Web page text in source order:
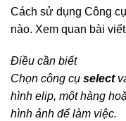
Cách sử dụng Công
nào. Xem quan bài
Điều cần biết
Chọn công cụ select
hình elip, một hàng
hình ảnh để làm việc.